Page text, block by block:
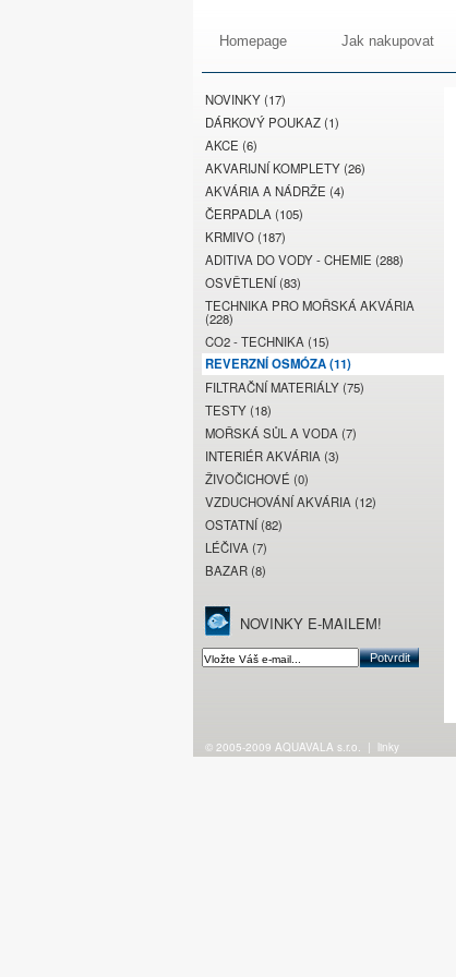
Homepage Jak nakupovat
NOVINKY (17)
DÁRKOVÝ POUKAZ (1)
AKCE (6)
AKVARIJNÍ KOMPLETY (26)
AKVÁRIA A NÁDRŽE (4)
ČERPADLA (105)
KRMIVO (187)
ADITIVA DO VODY - CHEMIE (288)
OSVĚTLENÍ (83)
TECHNIKA PRO MOŘSKÁ AKVÁRIA
(228)
CO2 - TECHNIKA (15)
REVERZNÍ OSMÓZA (11)
FILTRAČNÍ MATERIÁLY (75)
TESTY (18)
MOŘSKÁ SŮL A VODA (7)
INTERIÉR AKVÁRIA (3)
ŽIVOČICHOVÉ (0)
VZDUCHOVÁNÍ AKVÁRIA (12)
OSTATNÍ (82)
LÉČIVA (7)
BAZAR (8)
NOVINKY E-MAILEM!
© 2005-2009 AQUAVALA s.r.o. | linky